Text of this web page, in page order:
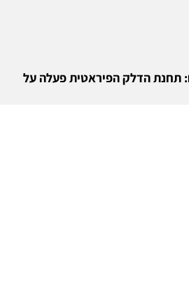
תחנת הדלק הפיראטית פעלה על